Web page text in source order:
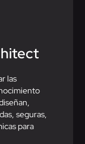
las
seguras,
para